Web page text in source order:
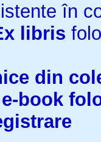
în
libris
din
e-book